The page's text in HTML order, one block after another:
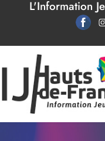
Panneau de gestion des
L'Information